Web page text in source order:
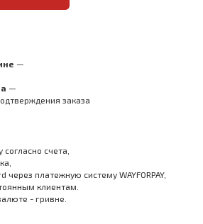
—
—
заказа
счета,
платежную систему WAYFORPAY,
клиентам.
- гривне.